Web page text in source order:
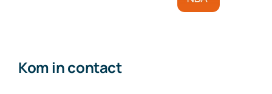
Kom in contact